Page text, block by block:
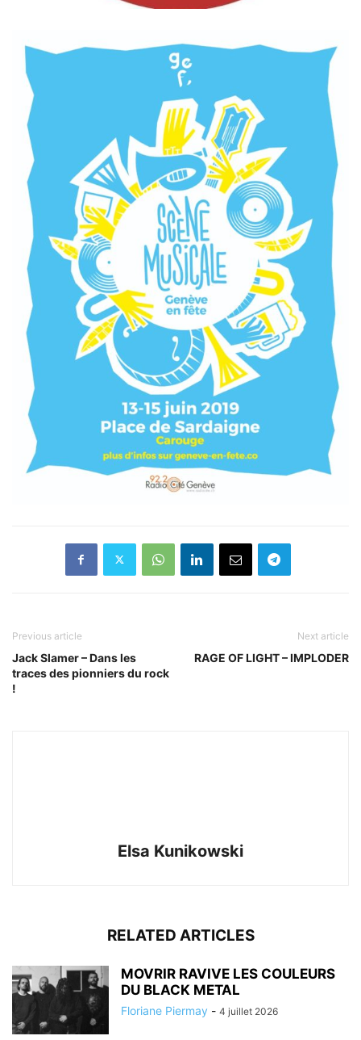
Previous article
Jack Slamer – Dans les
traces des pionniers du rock
!
Next article
RAGE OF LIGHT – IMPLODER
Elsa Kunikowski
RELATED ARTICLES
MOVRIR RAVIVE LES COULEURS
DU BLACK METAL
Floriane Piermay - 4 juillet 2026